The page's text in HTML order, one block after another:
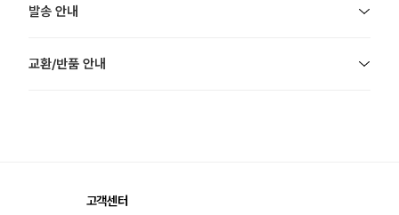
발송 안내
교환/반품 안내
고객센터